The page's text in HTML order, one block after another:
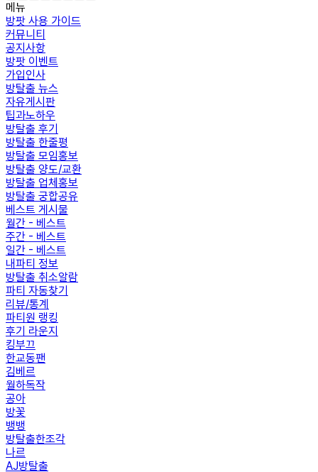
메뉴
방팟 사용 가이드
커뮤니티
공지사항
방팟 이벤트
가입인사
방탈출 뉴스
자유게시판
팁과노하우
방탈출 후기
방탈출 한줄평
방탈출 모임홍보
방탈출 양도/교환
방탈출 업체홍보
방탈출 궁합공유
베스트 게시물
월간 - 베스트
주간 - 베스트
일간 - 베스트
내파티 정보
방탈출 취소알람
파티 자동찾기
리뷰/통계
파티원 랭킹
후기 라운지
킹부끄
한교동팬
김베르
월하독작
공아
방꽃
뱅뱅
방탈출한조각
나르
AJ방탈출